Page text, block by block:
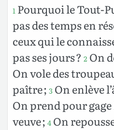
1 Pourquoi le Tout-
pas des temps en
ceux qui le
pas ses jours ? 2 On
On vole des
paître ; 3 On enlève
On prend pour
veuve ; 4 On